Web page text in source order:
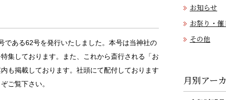
である62号を発行いたしました。本号は当神社の
集しております。また、これから斎行される「お
も掲載しております。社頭にて配付しております
ご覧下さい。
お知らせ
お祭り・催
その他
月別アー